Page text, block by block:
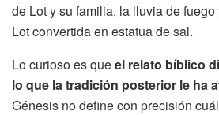
de Lot y su familia, la lluvia de
Lot convertida en estatua de sal.
Lo curioso es queel relato bíblico
lo que la tradición posterior le ha
Génesis no define con precisión